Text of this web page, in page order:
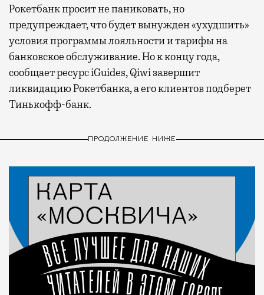
Рокетбанк просит не паниковать, но
предупреждает, что будет вынужден «ухудшить»
условия программы лояльности и тарифы на
банковское обслуживание. Но к концу года,
сообщает ресурс iGuides, Qiwi завершит
ликвидацию Рокетбанка, а его клиентов подберет
Тинькофф-банк.
ПРОДОЛЖЕНИЕ НИЖЕ